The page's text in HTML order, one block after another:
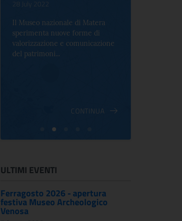
28 July 2022
Il Museo nazionale di Matera
sperimenta nuove forme di
valorizzazione e comunicazione
del patrimoni...
CONTINUA
ULTIMI EVENTI
Ferragosto 2026 - apertura
festiva Museo Archeologico
Venosa